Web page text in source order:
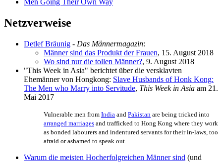
Men Going Their Own Way
Netzverweise
Detlef Bräunig - Das Männermagazin:
Männer sind das Produkt der Frauen, 15. August 2018
Wo sind nur die tollen Männer?, 9. August 2018
"This Week in Asia" berichtet über die versklavten
Ehemänner von Hongkong: Slave Husbands of Honk Kong:
The Men who Marry into Servitude, This Week in Asia am 21.
Mai 2017
Vulnerable men from India and Pakistan are being tricked into
arranged marriages and trafficked to Hong Kong where they work
as bonded labourers and indentured servants for their in-laws, too
afraid or ashamed to speak out.
Warum die meisten Hocherfolgreichen Männer sind (und